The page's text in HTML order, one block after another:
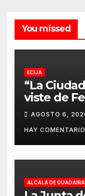
You missed
ECIJA
“La
viste de
Flores,
la Real
AGOSTO 6,
HAY
ALCALÁ DE GUADAIRA